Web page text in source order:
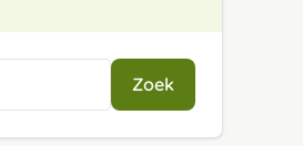
Zoek